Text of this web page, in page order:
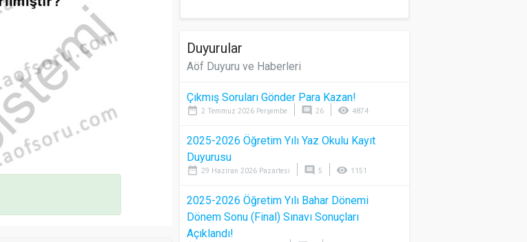
Duyurular
Aöf Duyuru ve Haberleri
Çıkmış Soruları Gönder Para Kazan!
date_range 2 Temmuz 2026 Perşembe comment 26 visibility 4874
2025-2026 Öğretim Yılı Yaz Okulu Kayıt
Duyurusu
date_range 29 Haziran 2026 Pazartesi comment 5 visibility 1151
2025-2026 Öğretim Yılı Bahar Dönemi
Dönem Sonu (Final) Sınavı Sonuçları
Açıklandı!